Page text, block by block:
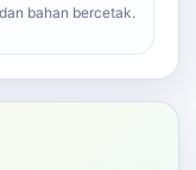
bahan bercetak.